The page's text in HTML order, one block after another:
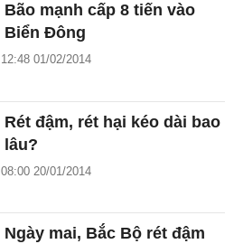
Bão mạnh cấp 8 tiến vào
Biển Đông
12:48 01/02/2014
Rét đậm, rét hại kéo dài bao
lâu?
08:00 20/01/2014
Ngày mai, Bắc Bộ rét đậm